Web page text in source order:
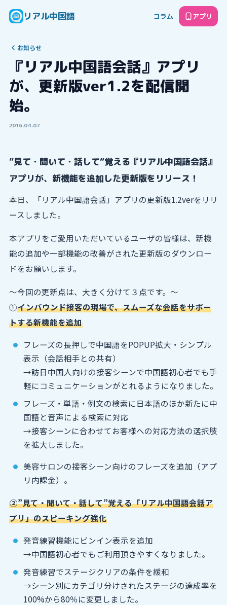
リアル中国語 コラム アプリ
お知らせ
『リアル中国語会話』アプリ
が、更新版ver1.2を配信開
始。
2016.04.07
”見て・聞いて・話して”覚える『リアル中国語会話』
アプリが、新機能を追加した更新版をリリース！
本日、「リアル中国語会話」アプリの更新版1.2verをリリ
ースしました。
本アプリをご愛用いただいているユーザの皆様は、新機
能の追加や一部機能の改善がされた更新版のダウンロー
ドをお願いします。
〜今回の更新点は、大きく分けて３点です。〜
①インバウンド接客の現場で、スムーズな会話をサポー
トする新機能を追加
フレーズの長押しで中国語をPOPUP拡大・シンプル
表示（会話相手との共有）
→訪日中国人向けの接客シーンで中国語初心者でも手
軽にコミュニケーションがとれるようになりました。
フレーズ・単語・例文の検索に日本語のほか新たに中
国語と音声による検索に対応
→接客シーンに合わせてお客様への対応方法の選択肢
を拡大しました。
美容サロンの接客シーン向けのフレーズを追加（アプ
リ内課金）。
②”見て・聞いて・話して”覚える「リアル中国語会話ア
プリ」のスピーキング強化
発音練習機能にピンイン表示を追加
→中国語初心者でもご利用頂きやすくなりました。
発音練習でステージクリアの条件を緩和
→シーン別にカテゴリ分けされたステージの達成率を
100%から80％に変更しました。